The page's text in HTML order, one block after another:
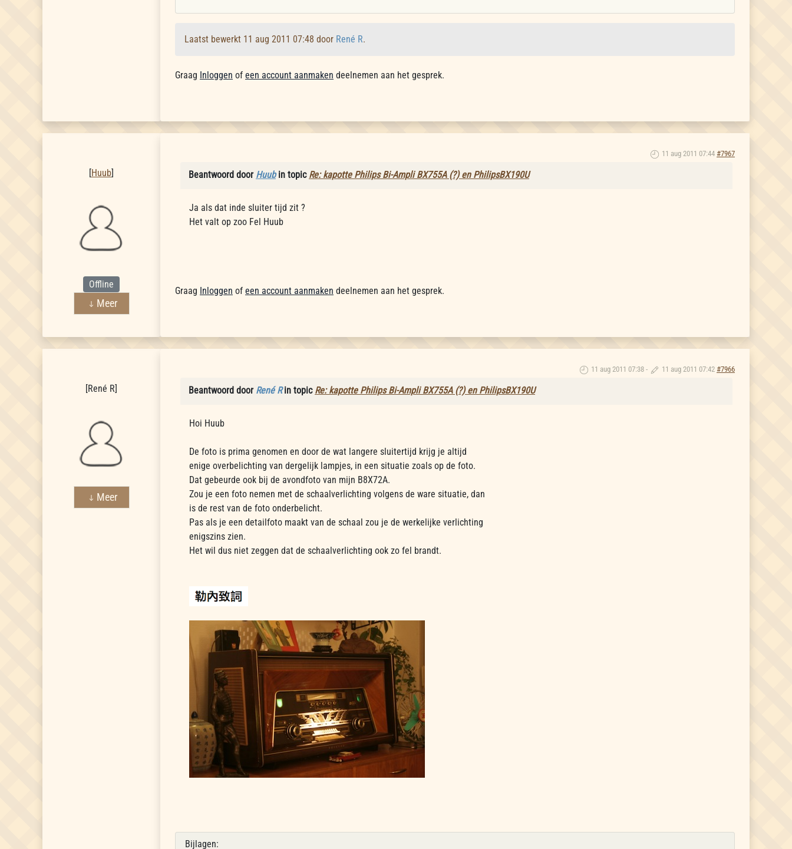
Laatst bewerkt 11 aug 2011 07:48 door René R.
Graag Inloggen of een account aanmaken deelnemen aan het gesprek.
[Huub]
Offline
Meer
11 aug 2011 07:44 #7967
Beantwoord door Huubin topic Re: kapotte Philips Bi-Ampli BX755A (?) en PhilipsBX190U
Ja als dat inde sluiter tijd zit ?
Het valt op zoo Fel Huub
Graag Inloggen of een account aanmaken deelnemen aan het gesprek.
[René R]
Meer
11 aug 2011 07:38 - 11 aug 2011 07:42 #7966
Beantwoord door René Rin topic Re: kapotte Philips Bi-Ampli BX755A (?) en PhilipsBX190U
Hoi Huub
De foto is prima genomen en door de wat langere sluitertijd krijg je altijd
enige overbelichting van dergelijk lampjes, in een situatie zoals op de foto.
Dat gebeurde ook bij de avondfoto van mijn B8X72A.
Zou je een foto nemen met de schaalverlichting volgens de ware situatie, dan
is de rest van de foto onderbelicht.
Pas als je een detailfoto maakt van de schaal zou je de werkelijke verlichting
enigszins zien.
Het wil dus niet zeggen dat de schaalverlichting ook zo fel brandt.
Bijlagen: